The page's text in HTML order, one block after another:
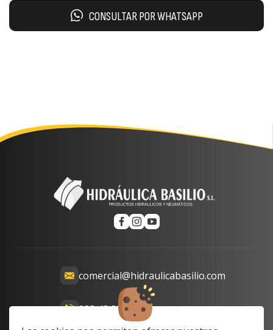
CONSULTAR POR WHATSAPP
comercial@hidraulicabasilio.com
928 48 89 99
Calle Prof. Lozano, 13-15,